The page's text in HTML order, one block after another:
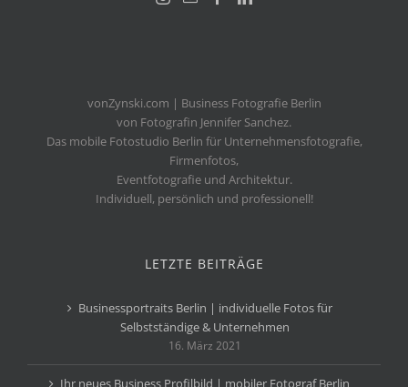
vonZynski.com | Business Fotografie Berlin
von Fotografin Jennifer Sanchez.
Das mobile Fotostudio Berlin für Unternehmensfotografie,
Firmenfotos,
Eventfotografie und Architektur.
Individuell, persönlich und professionell!
LETZTE BEITRÄGE
Businessportraits Berlin | individuelle Fotos für
Selbstständige & Unternehmen
16. März 2021
Ihr neues Business Profilbild | mobiler Fotograf Berlin